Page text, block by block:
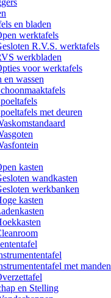
en bladen
werktafels
R.V.S. werktafels
werkbladen
voor werktafels
en wassen
met deuren
kasten
wandkasten
werkbanken
kasten
met manden
en Stelling